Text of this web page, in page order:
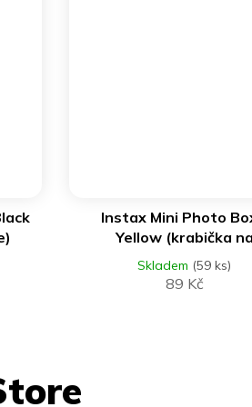
Instax Mini Photo
Yellow (krabička na
fotografie)
Skladem (59 ks)
89 Kč